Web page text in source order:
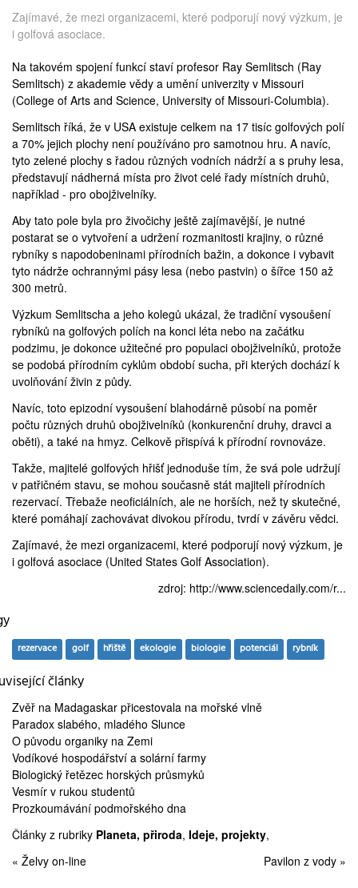
Zajímavé, že mezi organizacemi, které podporují nový výzkum, je
i golfová asociace.
Na takovém spojení funkcí staví profesor Ray Semlitsch (Ray
Semlitsch) z akademie vědy a umění univerzity v Missouri
(College of Arts and Science, University of Missouri-Columbia).
Semlitsch říká, že v USA existuje celkem na 17 tisíc golfových polí
a 70% jejich plochy není používáno pro samotnou hru. A navíc,
tyto zelené plochy s řadou různých vodních nádrží a s pruhy lesa,
představují nádherná místa pro život celé řady místních druhů,
například - pro obojživelníky.
Aby tato pole byla pro živočichy ještě zajímavější, je nutné
postarat se o vytvoření a udržení rozmanitosti krajiny, o různé
rybníky s napodobeninami přírodních bažin, a dokonce i vybavit
tyto nádrže ochrannými pásy lesa (nebo pastvin) o šířce 150 až
300 metrů.
Výzkum Semlitscha a jeho kolegů ukázal, že tradiční vysoušení
rybníků na golfových polích na konci léta nebo na začátku
podzimu, je dokonce užitečné pro populaci obojživelníků, protože
se podobá přírodním cyklům období sucha, při kterých dochází k
uvolňování živin z půdy.
Navíc, toto epizodní vysoušení blahodárně působí na poměr
počtu různých druhů obojživelníků (konkurenční druhy, dravci a
oběti), a také na hmyz. Celkově přispívá k přírodní rovnováze.
Takže, majitelé golfových hřišť jednoduše tím, že svá pole udržují
v patřičném stavu, se mohou současně stát majiteli přírodních
rezervací. Třebaže neoficiálních, ale ne horších, než ty skutečné,
které pomáhají zachovávat divokou přírodu, tvrdí v závěru vědci.
Zajímavé, že mezi organizacemi, které podporují nový výzkum, je
i golfová asociace (United States Golf Association).
zdroj: http://www.sciencedaily.com/r...
rezervace golf hřiště ekologie biologie potenciál rybník
články
Zvěř na Madagaskar přicestovala na mořské vlně
Paradox slabého, mladého Slunce
O původu organiky na Zemi
Vodíkové hospodářství a solární farmy
Biologický řetězec horských průsmyků
Vesmír v rukou studentů
Prozkoumávání podmořského dna
Články z rubriky Planeta, přiroda, Ideje, projekty,
« Želvy on-line
Pavilon z vody »